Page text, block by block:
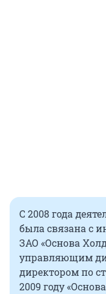
С 2008 года
была связана с
ЗАО «Основа
управляющим
директором по
2009 году